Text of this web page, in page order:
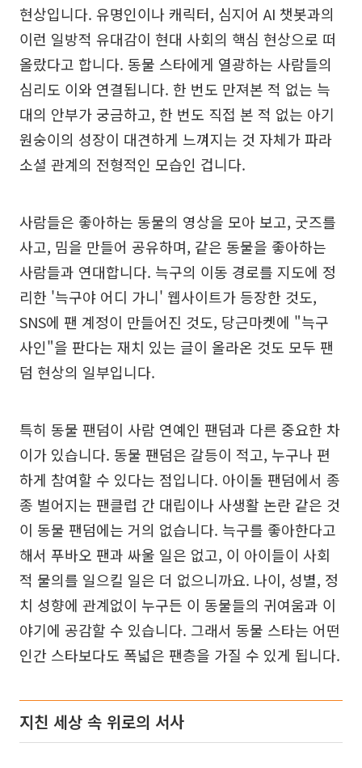
현상입니다. 유명인이나 캐릭터, 심지어 AI 챗봇과의
이런 일방적 유대감이 현대 사회의 핵심 현상으로 떠
올랐다고 합니다. 동물 스타에게 열광하는 사람들의
심리도 이와 연결됩니다. 한 번도 만져본 적 없는 늑
대의 안부가 궁금하고, 한 번도 직접 본 적 없는 아기
원숭이의 성장이 대견하게 느껴지는 것 자체가 파라
소셜 관계의 전형적인 모습인 겁니다.
사람들은 좋아하는 동물의 영상을 모아 보고, 굿즈를
사고, 밈을 만들어 공유하며, 같은 동물을 좋아하는
사람들과 연대합니다. 늑구의 이동 경로를 지도에 정
리한 '늑구야 어디 가니' 웹사이트가 등장한 것도,
SNS에 팬 계정이 만들어진 것도, 당근마켓에 "늑구
사인"을 판다는 재치 있는 글이 올라온 것도 모두 팬
덤 현상의 일부입니다.
특히 동물 팬덤이 사람 연예인 팬덤과 다른 중요한 차
이가 있습니다. 동물 팬덤은 갈등이 적고, 누구나 편
하게 참여할 수 있다는 점입니다. 아이돌 팬덤에서 종
종 벌어지는 팬클럽 간 대립이나 사생활 논란 같은 것
이 동물 팬덤에는 거의 없습니다. 늑구를 좋아한다고
해서 푸바오 팬과 싸울 일은 없고, 이 아이들이 사회
적 물의를 일으킬 일은 더 없으니까요. 나이, 성별, 정
치 성향에 관계없이 누구든 이 동물들의 귀여움과 이
야기에 공감할 수 있습니다. 그래서 동물 스타는 어떤
인간 스타보다도 폭넓은 팬층을 가질 수 있게 됩니다.
지친 세상 속 위로의 서사